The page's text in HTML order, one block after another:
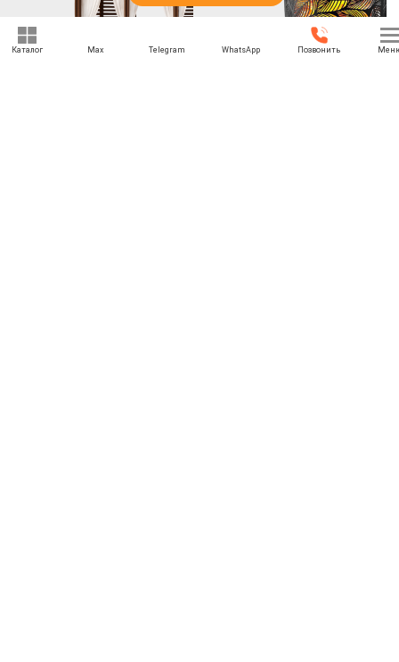
Каталог Max Telegram WhatsApp Позвонить